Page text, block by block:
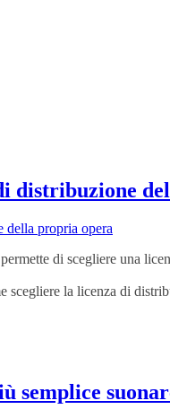
distribuzione
di scegliere una
scegliere la licenza di
semplice